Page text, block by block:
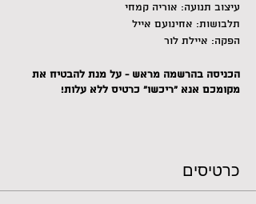
עיצוב תנועה: אוריה קמחי
תלבושות: אחינועם אייל
הפקה: איילת לור
הכניסה בהרשמה מראש - על מנת להבטיח את
מקומכם אנא "ריכשו" כרטיס ללא עלות!
כרטיסים